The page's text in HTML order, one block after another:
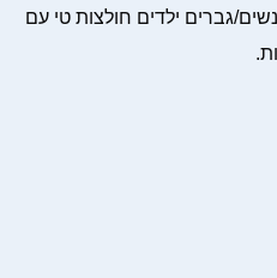
גברים ילדים חולצות טי עם